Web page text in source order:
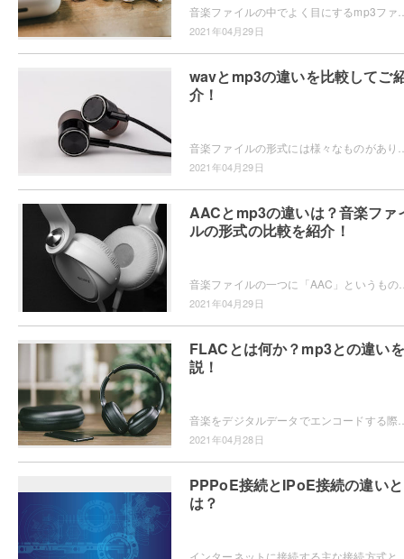
2021年04月29日
wavとmp3の違いを比較してご
介！
2021年04月29日
AACとmp3の違いは？音楽ファ
ルの形式の比較を紹介！
2021年04月29日
FLACとは何か？mp3との違い
説！
2021年04月28日
PPPoE接続とIPoE接続の違いと
は？